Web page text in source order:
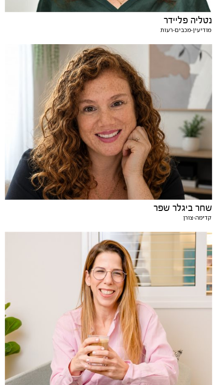
נטליה פליידר
מודיעין-מכבים-רעות
שחר ביגלר שפר
קדימה-צורן